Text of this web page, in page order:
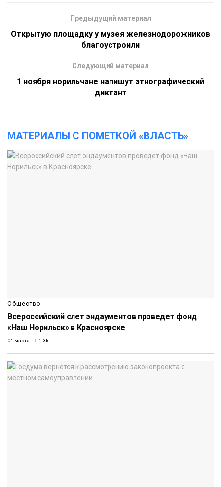
Предыдущий материал
Открытую площадку у музея железнодорожников
благоустроили
Следующий материал
1 ноября норильчане напишут этнографический
диктант
МАТЕРИАЛЫ С ПОМЕТКОЙ «ВЛАСТЬ»
Общество
Всероссийский слет эндаументов проведет фонд
«Наш Норильск» в Красноярске
04 марта 1.3k